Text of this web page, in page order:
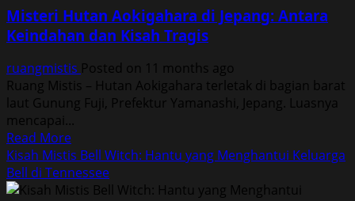
Misteri Hutan Aokigahara di Jepang: Antara
Keindahan dan Kisah Tragis
ruangmistis Posted on 11 months ago
Ruang Mistis – Hutan Aokigahara terletak di bagian barat
laut Gunung Fuji, Prefektur Yamanashi, Jepang. Luasnya
mencapai...
Read MoreRead
more
about
Misteri
Kisah Mistis Bell Witch: Hantu yang Menghantui Keluarga
Bell di Tennessee